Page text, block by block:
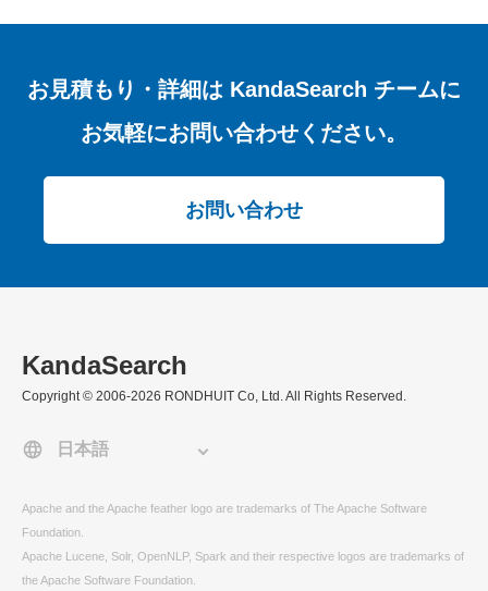
お見積もり・詳細は KandaSearch チームに
お気軽にお問い合わせください。
お問い合わせ
KandaSearch
Copyright © 2006-2026 RONDHUIT Co, Ltd. All Rights Reserved.
Apache and the Apache feather logo are trademarks of The Apache Software
Foundation.
Apache Lucene, Solr, OpenNLP, Spark and their respective logos are trademarks of
the Apache Software Foundation.